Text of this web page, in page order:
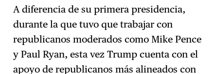
A diferencia de su primera presidencia,
durante la que tuvo que trabajar con
republicanos moderados como Mike Pence
y Paul Ryan, esta vez Trump cuenta con el
apoyo de republicanos más alineados con